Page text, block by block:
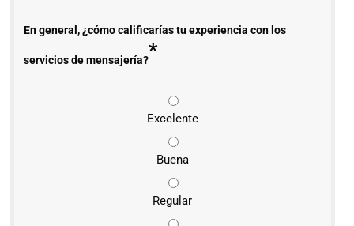
En general, ¿cómo calificarías tu experiencia con los
servicios de mensajería?*
Excelente
Buena
Regular